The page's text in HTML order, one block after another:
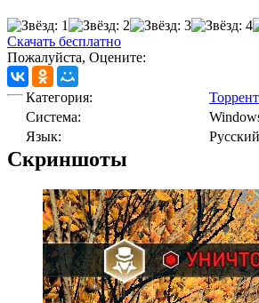
Скачать бесплатно
Пожалуйста, Оцените:
Категория:
Cистема:
Язык:
Скриншоты